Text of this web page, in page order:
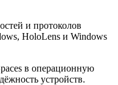
и протоколов
HoloLens и Windows
в операционную
устройств.